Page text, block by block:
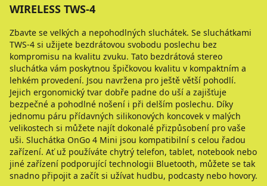
WIRELESS TWS-4
Zbavte se velkých a nepohodlných sluchátek. Se sluchátkami
TWS-4 si užijete bezdrátovou svobodu poslechu bez
kompromisu na kvalitu zvuku. Tato bezdrátová stereo
sluchátka vám poskytnou špičkovou kvalitu v kompaktním a
lehkém provedení. Jsou navržena pro ještě větší pohodlí.
Jejich ergonomický tvar dobře padne do uší a zajišťuje
bezpečné a pohodlné nošení i při delším poslechu. Díky
jednomu páru přídavných silikonových koncovek v malých
velikostech si můžete najít dokonalé přizpůsobení pro vaše
uši. Sluchátka OnGo 4 Mini jsou kompatibilní s celou řadou
zařízení. Ať už používáte chytrý telefon, tablet, notebook nebo
jiné zařízení podporující technologii Bluetooth, můžete se tak
snadno připojit a začít si užívat hudbu, podcasty nebo hovory.